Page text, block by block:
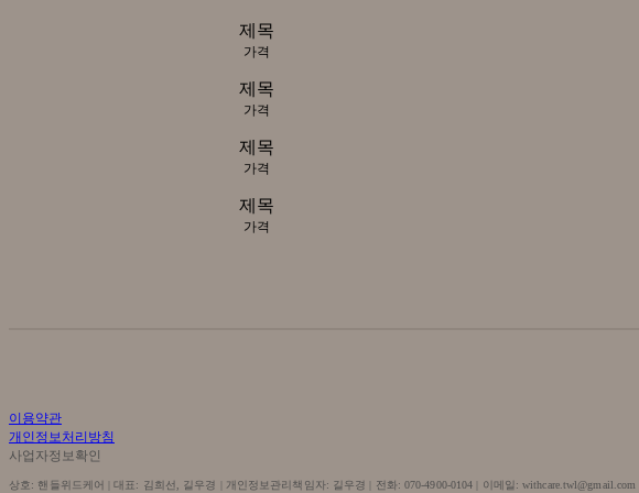
제목
가격
제목
가격
제목
가격
제목
가격
이용약관
개인정보처리방침
사업자정보확인
상호: 핸들위드케어 | 대표: 김희선, 길우경 | 개인정보관리책임자: 길우경 | 전화: 070-4900-0104 | 이메일: withcare.twl@gmail.com